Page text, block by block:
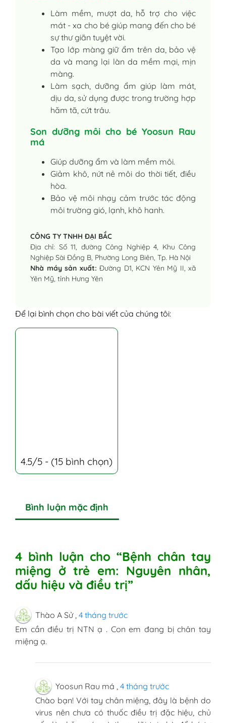
Làm mềm, mượt da, hỗ trợ cho việc
mát - xa cho bé giúp mang đến cho bé
sự thư giãn tuyệt vời.
Tạo lớp màng giữ ẩm trên da, bảo vệ
da và mang lại làn da mềm mại, mịn
màng.
Làm sạch, dưỡng ẩm giúp làm mát,
dịu da, sử dụng được trong trường hợp
hăm tã, cứt trâu.
Son dưỡng môi cho bé Yoosun Rau
má
Giúp dưỡng ẩm và làm mềm môi.
Giảm khô, nứt nẻ môi do thời tiết, điều
hòa.
Bảo vệ môi nhạy cảm trước tác động
môi trường gió, lạnh, khô hanh.
CÔNG TY TNHH ĐẠI BẮC
Địa chỉ: Số 11, đường Công Nghiệp 4, Khu Công
Nghiệp Sài Đồng B, Phường Long Biên, Tp. Hà Nội
Nhà máy sản xuất: Đường D1, KCN Yên Mỹ II, xã
Yên Mỹ, tỉnh Hưng Yên
Để lại bình chọn cho bài viết của chúng tôi:
4.5/5 - (15 bình chọn)
Bình luận mặc định
4 bình luận cho “Bệnh chân tay
miệng ở trẻ em: Nguyên nhân,
dấu hiệu và điều trị”
Thào A Sử , 4 tháng trước
Em cần điều trị NTN ạ . Con em đang bị chân tay
miệng ạ.
Yoosun Rau má , 4 tháng trước
Chào bạn! Với tay chân miệng, đây là bệnh do
virus nên chưa có thuốc điều trị đặc hiệu, chủ